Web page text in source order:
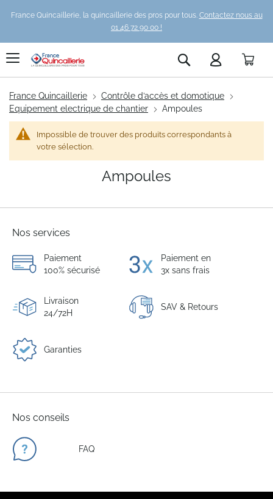
France Quincaillerie, la quincaillerie des pros pour tous. Contactez nous au
01 46 72 90 00 !
Rechercher
France Quincaillerie
Contrôle d’accès et domotique
Equipement electrique de chantier
Ampoules
Ampoules
Impossible de trouver des produits correspondants à
votre sélection.
Nos services
Paiement
100% sécurisé
Paiement en
3x sans frais
Livraison
24/72H
SAV & Retours
Garanties
Nos conseils
FAQ